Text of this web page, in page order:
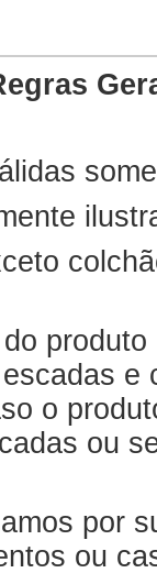
e
o
ou
por
ou